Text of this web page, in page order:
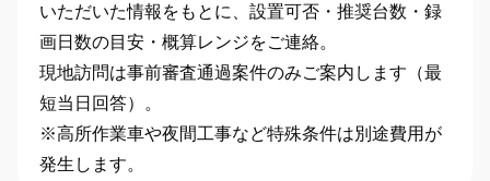
いただいた情報をもとに、 設置可否・推奨台数・録
画日数の目安・概算レンジをご連絡。
現地訪問は事前審査通過案件のみご案内します（最
短当日回答）。
※高所作業車や夜間工事など特殊条件は別途費用が
発生します。